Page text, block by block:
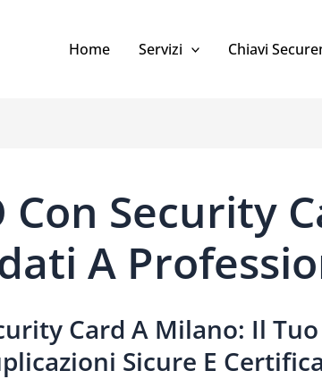
Home Servizi Chiavi
Con Security
A
Card A Milano: Il
Sicure E